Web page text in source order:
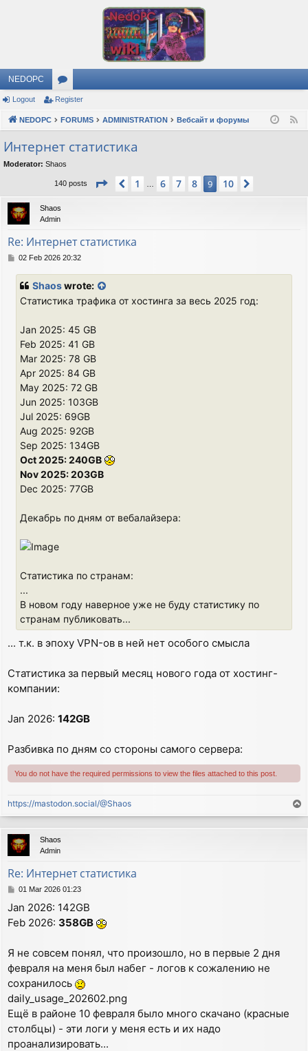
NEDOPC
or
u
s
Logout Register
NEDOPC FORUMS ADMINISTRATION Вебсайт и форумы
Интернет статистика
Moderator: Shaos
140 posts Page 9 of 10
Previous
1 6 7 8 9 10
Shaos
Admin
Re: Интернет статистика
P02 Feb 2026 20:32
Shaoswrote:
Статистика трафика от хостинга за весь 2025 год:
Jan 2025: 45 GB
Feb 2025: 41 GB
Mar 2025: 78 GB
Apr 2025: 84 GB
May 2025: 72 GB
Jun 2025: 103GB
Jul 2025: 69GB
Aug 2025: 92GB
Sep 2025: 134GB
Oct 2025: 240GB
Nov 2025: 203GB
Dec 2025: 77GB
Декабрь по дням от вебалайзера:
Статистика по странам:
...
В новом году наверное уже не буду статистику по
странам публиковать...
... т.к. в эпоху VPN-ов в ней нет особого смысла
Статистика за первый месяц нового года от хостинг-
компании:
Jan 2026: 142GB
Разбивка по дням со стороны самого сервера:
You do not have the required permissions to view the files attached to this post.
https://mastodon.social/@Shaos
o
p
Shaos
Admin
Re: Интернет статистика
P
s
t
01 Mar 2026 01:23
Jan 2026: 142GB
Feb 2026: 358GB
Я не совсем понял, что произошло, но в первые 2 дня
февраля на меня был набег - логов к сожалению не
сохранилось
daily_usage_202602.png
Ещё в районе 10 февраля было много скачано (красные
столбцы) - эти логи у меня есть и их надо
проанализировать...